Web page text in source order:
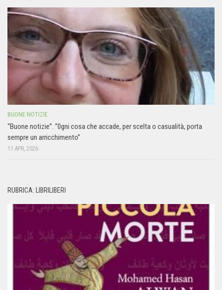
BUONE NOTIZIE
“Buone notizie”. “0gni cosa che accade, per scelta o casualità, porta
sempre un arricchimento”
11 APR, 2026
RUBRICA: LIBRILIBERI